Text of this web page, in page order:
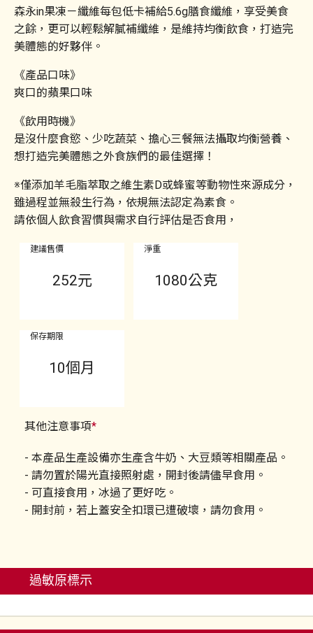
森永in果凍－纖維每包低卡補給5.6g膳食纖維，享受美食
之餘，更可以輕鬆解膩補纖維，是維持均衡飲食，打造完
美體態的好夥伴。
《產品口味》
爽口的蘋果口味
《飲用時機》
是沒什麼食慾、少吃蔬菜、擔心三餐無法攝取均衡營養、
想打造完美體態之外食族們的最佳選擇 ！
※僅添加羊毛脂萃取之維生素D或蜂蜜等動物性來源成分，
雖過程並無殺生行為，依規無法認定為素食。
請依個人飲食習慣與需求自行評估是否食用，
建議售價
252元
淨重
1080公克
保存期限
10個月
其他注意事項*
- 本產品生產設備亦生產含牛奶、大豆類等相關產品。
- 請勿置於陽光直接照射處，開封後請儘早食用。
- 可直接食用，冰過了更好吃。
- 開封前，若上蓋安全扣環已遭破壞，請勿食用。
過敏原標示